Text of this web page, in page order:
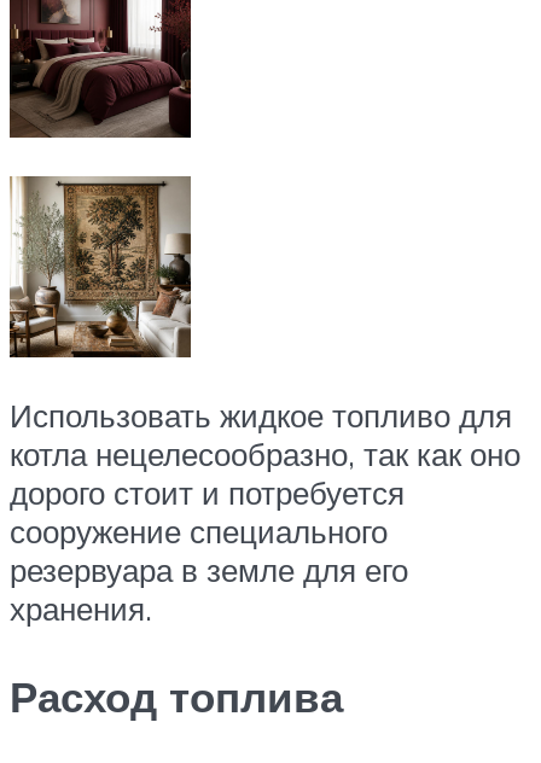
Использовать жидкое топливо для
котла нецелесообразно, так как оно
дорого стоит и потребуется
сооружение специального
резервуара в земле для его
хранения.
Расход топлива